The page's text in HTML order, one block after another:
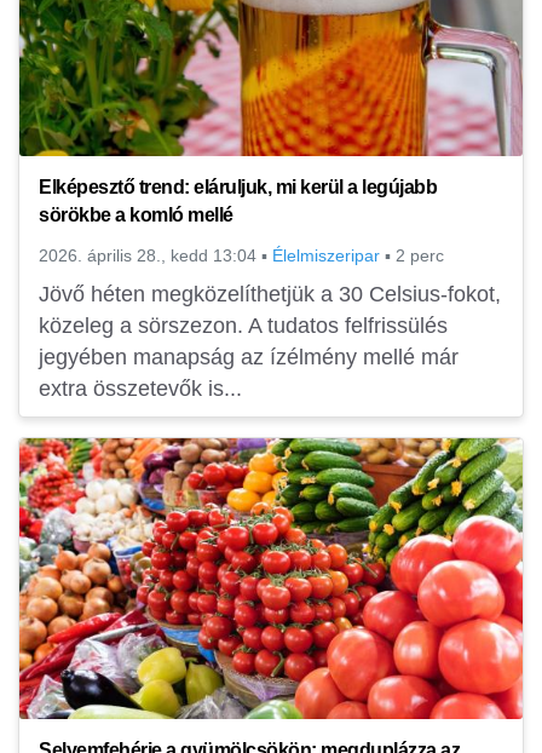
Elképesztő trend: eláruljuk, mi kerül a legújabb
sörökbe a komló mellé
2026. április 28., kedd 13:04 ▪ Élelmiszeripar ▪ 2 perc
Jövő héten megközelíthetjük a 30 Celsius-fokot,
közeleg a sörszezon. A tudatos felfrissülés
jegyében manapság az ízélmény mellé már
extra összetevők is...